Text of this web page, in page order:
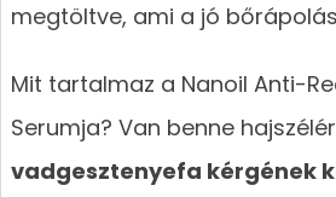
megtöltve, ami a jó
Mit tartalmaz a Nanoil Anti-
Serumja? Van benne
vadgesztenyefa kérgének